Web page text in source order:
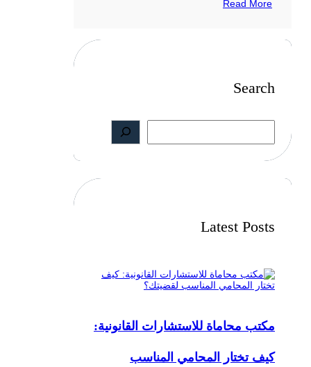
Read More
Search
S
a
r
Latest Posts
مكتب محاماة للاستشارات القانونية:
كيف تختار المحامي المناسب